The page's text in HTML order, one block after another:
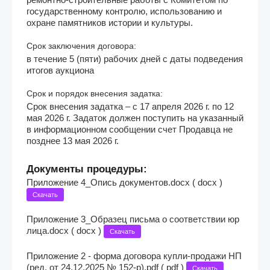
государственному контролю, использованию и
охране памятников истории и культуры.
Срок заключения договора:
в течение 5 (пяти) рабочих дней с даты подведения
итогов аукциона
Срок и порядок внесения задатка:
Срок внесения задатка – с 17 апреля 2026 г. по 12
мая 2026 г. Задаток должен поступить на указанный
в информационном сообщении счет Продавца не
позднее 13 мая 2026 г.
Документы процедуры:
Приложение 4_Опись документов.docx ( docx )
Скачать
Приложение 3_Образец письма о соответствии юр
лица.docx ( docx )
Скачать
Приложение 2 - форма договора купли-продажи НП
(ред. от 24.12.2025 № 152-р).pdf ( pdf )
Скачать